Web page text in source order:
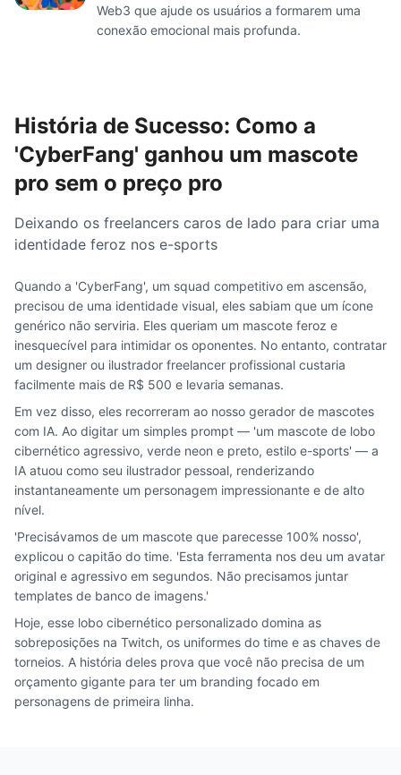
Web3 que ajude os usuários a formarem uma
conexão emocional mais profunda.
História de Sucesso: Como a
'CyberFang' ganhou um mascote
pro sem o preço pro
Deixando os freelancers caros de lado para criar uma
identidade feroz nos e-sports
Quando a 'CyberFang', um squad competitivo em ascensão,
precisou de uma identidade visual, eles sabiam que um ícone
genérico não serviria. Eles queriam um mascote feroz e
inesquecível para intimidar os oponentes. No entanto, contratar
um designer ou ilustrador freelancer profissional custaria
facilmente mais de R$ 500 e levaria semanas.
Em vez disso, eles recorreram ao nosso gerador de mascotes
com IA. Ao digitar um simples prompt — 'um mascote de lobo
cibernético agressivo, verde neon e preto, estilo e-sports' — a
IA atuou como seu ilustrador pessoal, renderizando
instantaneamente um personagem impressionante e de alto
nível.
'Precisávamos de um mascote que parecesse 100% nosso',
explicou o capitão do time. 'Esta ferramenta nos deu um avatar
original e agressivo em segundos. Não precisamos juntar
templates de banco de imagens.'
Hoje, esse lobo cibernético personalizado domina as
sobreposições na Twitch, os uniformes do time e as chaves de
torneios. A história deles prova que você não precisa de um
orçamento gigante para ter um branding focado em
personagens de primeira linha.